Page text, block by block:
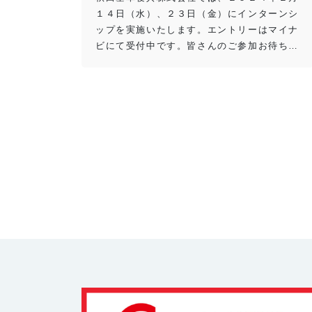
１４日（水）、２３日（金）にインターンシ
ップを実施いたします。エントリーはマイナ
ビにて受付中です。皆さんのご参加お待ち…